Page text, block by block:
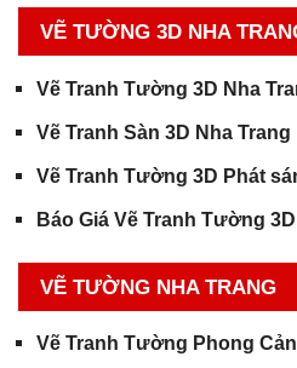
VẼ TƯỜNG 3D NHA
Vẽ Tranh Tường 3D Nha
Vẽ Tranh Sàn 3D Nha Trang
Vẽ Tranh Tường 3D Phát
Báo Giá Vẽ Tranh Tường
VẼ TƯỜNG NHA TRANG
Vẽ Tranh Tường Phong